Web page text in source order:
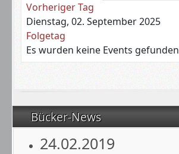
Bücker-News
24.02.2019
Vorheriger Tag
Dienstag, 02. September 2025
Folgetag
Es wurden keine Events gefunden